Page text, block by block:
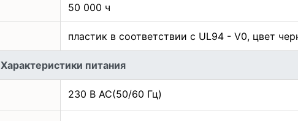
50 000 ч
пластик в соответствии с UL94 - V0, цвет
Характеристики питания
230 В АС(50/60 Гц)